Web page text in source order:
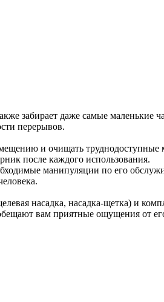
забирает даже самые маленькие
перерывов.
и очищать труднодоступные
после каждого использования.
манипуляции по его
насадка, насадка-щетка) и
вам приятные ощущения от